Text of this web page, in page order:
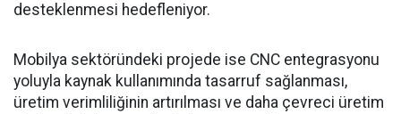
desteklenmesi hedefleniyor.
Mobilya sektöründeki projede ise CNC entegrasyonu
yoluyla kaynak kullanımında tasarruf sağlanması,
üretim verimliliğinin artırılması ve daha çevreci üretim